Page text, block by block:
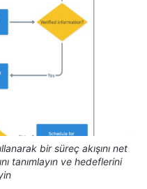
bir süreç akışını net
tanımlayın ve hedeflerini